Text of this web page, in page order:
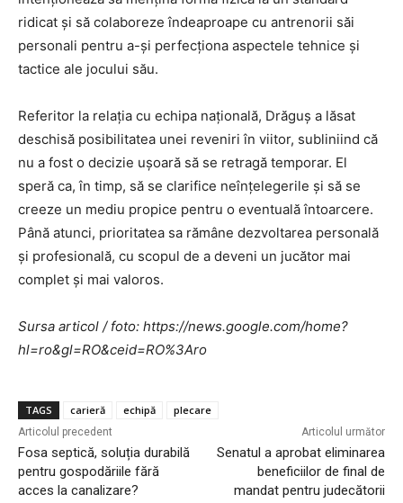
ridicat și să colaboreze îndeaproape cu antrenorii săi
personali pentru a-și perfecționa aspectele tehnice și
tactice ale jocului său.
Referitor la relația cu echipa națională, Drăguș a lăsat
deschisă posibilitatea unei reveniri în viitor, subliniind că
nu a fost o decizie ușoară să se retragă temporar. El
speră ca, în timp, să se clarifice neînțelegerile și să se
creeze un mediu propice pentru o eventuală întoarcere.
Până atunci, prioritatea sa rămâne dezvoltarea personală
și profesională, cu scopul de a deveni un jucător mai
complet și mai valoros.
Sursa articol / foto: https://news.google.com/home?
hl=ro&gl=RO&ceid=RO%3Aro
TAGS carieră echipă plecare
Articolul precedent
Fosa septică, soluția durabilă
pentru gospodăriile fără
acces la canalizare?
Articolul următor
Senatul a aprobat eliminarea
beneficiilor de final de
mandat pentru judecătorii